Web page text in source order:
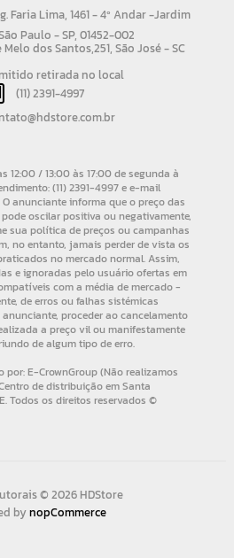
Faria Lima, 1461 - 4º Andar -Jardim
Paulo - SP, 01452-002
Melo dos Santos,251, São José - SC
retirada no local
(11) 2391-4997
© 2026 HDStore
bynopCommerce